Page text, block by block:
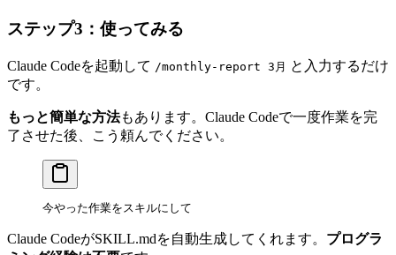
ステップ3：使ってみる
Claude Codeを起動して /monthly-report 3月 と入力するだけ
です。
もっと簡単な方法もあります。Claude Codeで一度作業を完
了させた後、こう頼んでください。
今やった作業をスキルにして
Claude CodeがSKILL.mdを自動生成してくれます。 プログラ